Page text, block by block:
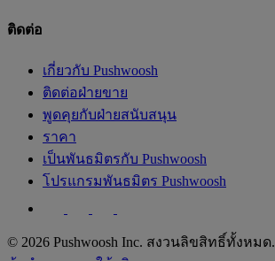
ติดต่อ
เกี่ยวกับ Pushwoosh
ติดต่อฝ่ายขาย
พูดคุยกับฝ่ายสนับสนุน
ราคา
เป็นพันธมิตรกับ Pushwoosh
โปรแกรมพันธมิตร Pushwoosh
© 2026 Pushwoosh Inc. สงวนลิขสิทธิ์ทั้งหมด.